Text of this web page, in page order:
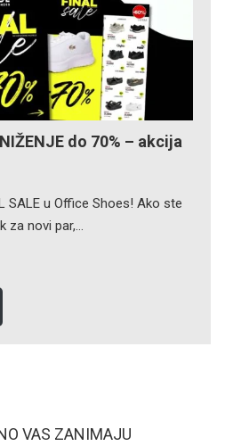
do 70% – akcija
SALE u Office Shoes! Ako ste
za novi par,…
VAS ZANIMAJU